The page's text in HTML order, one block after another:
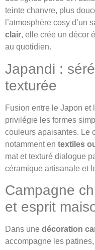
teinte chanvre, plus
l’atmosphère cosy d’un
clair, elle crée un décor
au quotidien.
Japandi :
texturée
Fusion entre le Japon et
privilégie les formes
couleurs apaisantes. Le
notamment en textiles
mat et texturé dialogue
céramique artisanale et
Campagne
et esprit
Dans une décoration
accompagne les